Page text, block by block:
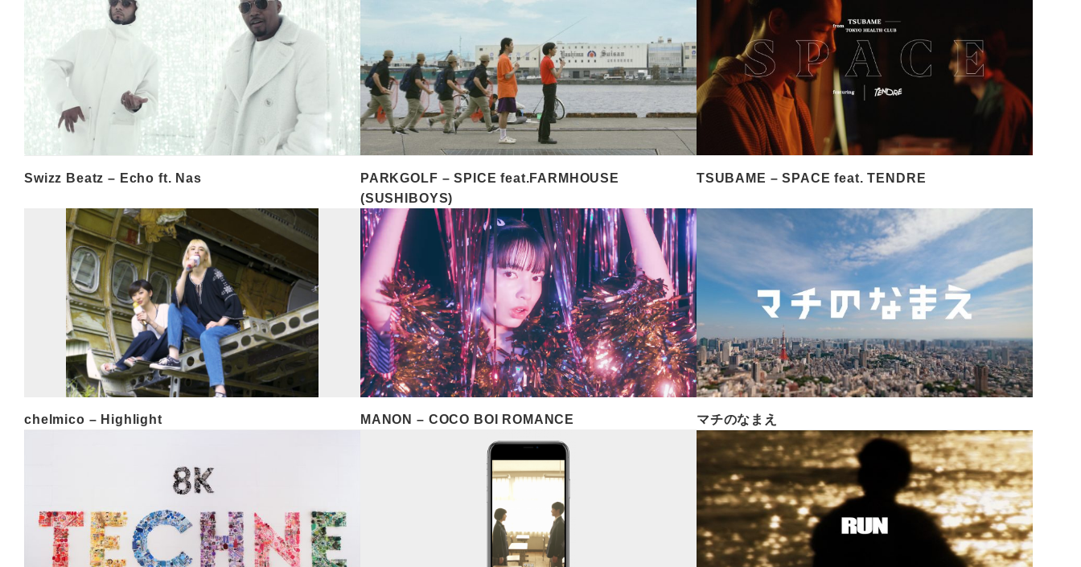
Swizz Beatz – Echo ft. Nas
PARKGOLF – SPICE feat.FARMHOUSE
(SUSHIBOYS)
TSUBAME – SPACE feat. TENDRE
chelmico – Highlight MANON – COCO BOI ROMANCE マチのなまえ